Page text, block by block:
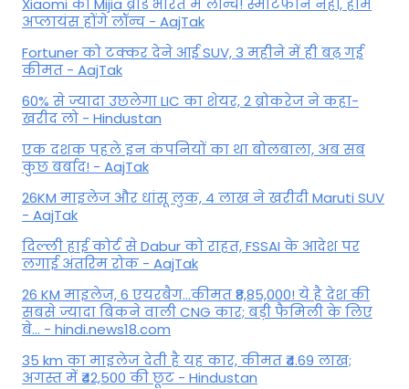
Xiaomi का Mijia ब्रांड भारत में लॉन्च! स्मार्टफोन नहीं, होम
अप्लायंस होंगे लॉन्च - AajTak
Fortuner को टक्कर देने आई SUV, 3 महीने में ही बढ़ गई
कीमत - AajTak
60% से ज्यादा उछलेगा LIC का शेयर, 2 ब्रोकरेज ने कहा-
खरीद लो - Hindustan
एक दशक पहले इन कंपनियों का था बोलबाला, अब सब
कुछ बर्बाद! - AajTak
26KM माइलेज और धांसू लुक, 4 लाख ने खरीदी Maruti SUV
- AajTak
दिल्ली हाई कोर्ट से Dabur को राहत, FSSAI के आदेश पर
लगाई अंतरिम रोक - AajTak
26 KM माइलेज, 6 एयरबैग...कीमत ₹8,85,000! ये है देश की
सबसे ज्यादा बिकने वाली CNG कार; बड़ी फैमिली के लिए
बे... - hindi.news18.com
35 km का माइलेज देती है यह कार, कीमत ₹4.69 लाख;
अगस्त में ₹42,500 की छूट - Hindustan